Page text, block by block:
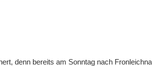
denn bereits am Sonntag nach